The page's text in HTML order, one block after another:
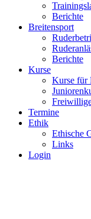
Berichte
Breitensport
Berichte
Kurse
Kurse für
Termine
Ethik
Ethische
Links
Login